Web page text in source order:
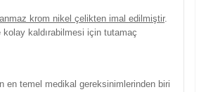
krom nikel çelikten imal edilmiştir.
kolay kaldırabilmesi için tutamaç
en temel medikal gereksinimlerinden biri